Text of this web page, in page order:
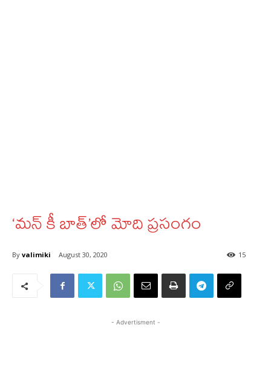
‘మన్ కీ బాత్’లో మోది ప్రసంగం
By valimiki August 30, 2020 15
- Advertisment -